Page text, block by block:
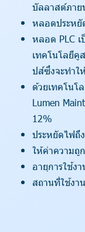
บัลลาสต์ภาย
หลอดประห
หลอด PLC
เทคโนโลยีคู
ปส์ซึ่งจะทำใ
ด้วยเทคโนโ
Lumen
12%
ประหยัดไฟถึ
ให้ค่าความถู
อายุการใช้ง
สถานที่ใช้งา